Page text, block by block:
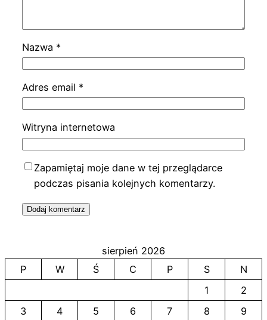
Nazwa *
Adres email *
Witryna internetowa
Zapamiętaj moje dane w tej przeglądarce
podczas pisania kolejnych komentarzy.
sierpień 2026
P
W Ś C P S
N
1
2
3
4 5 6 7 8 9